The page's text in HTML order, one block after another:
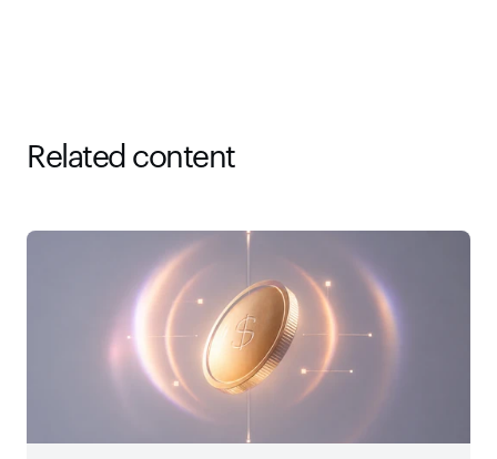
Related content